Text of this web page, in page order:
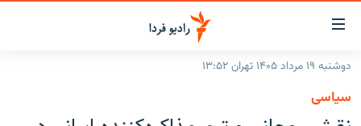
لینک‌های
قابلیت
دسترسی
بازگشت
ایران
دوشنبه ۱۹ مرداد ۱۴۰۵ تهران ۱۳:۵۲
سیاسی